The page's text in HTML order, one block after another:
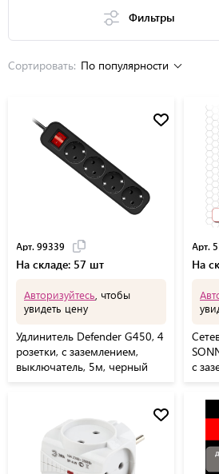
Фильтры
Сортировать: По популярности
Арт. 99339
На складе: 57 шт
Авторизуйтесь , чтобы
увидеть цену
Удлинитель Defender G450, 4
розетки, с заземлением,
выключатель, 5м, черный
Арт.
с